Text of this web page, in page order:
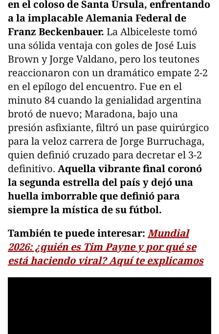
en el coloso de Santa Úrsula, enfrentando
a la implacable Alemania Federal de
Franz Beckenbauer. La Albiceleste tomó
una sólida ventaja con goles de José Luis
Brown y Jorge Valdano, pero los teutones
reaccionaron con un dramático empate 2-2
en el epílogo del encuentro. Fue en el
minuto 84 cuando la genialidad argentina
brotó de nuevo; Maradona, bajo una
presión asfixiante, filtró un pase quirúrgico
para la veloz carrera de Jorge Burruchaga,
quien definió cruzado para decretar el 3-2
definitivo. Aquella vibrante final coronó
la segunda estrella del país y dejó una
huella imborrable que definió para
siempre la mística de su fútbol.
También te puede interesar: Mundial
2026: ¿quién es Tim Payne y por qué se
está haciendo viral? Aquí te explicamos